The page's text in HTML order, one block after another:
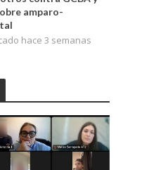
amparo-
hace 3 semanas